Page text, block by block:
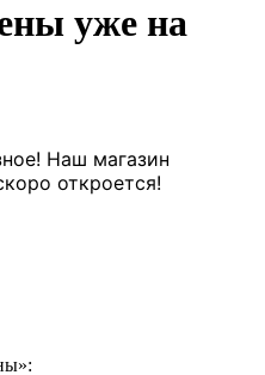
уже на
Наш магазин
откроется!